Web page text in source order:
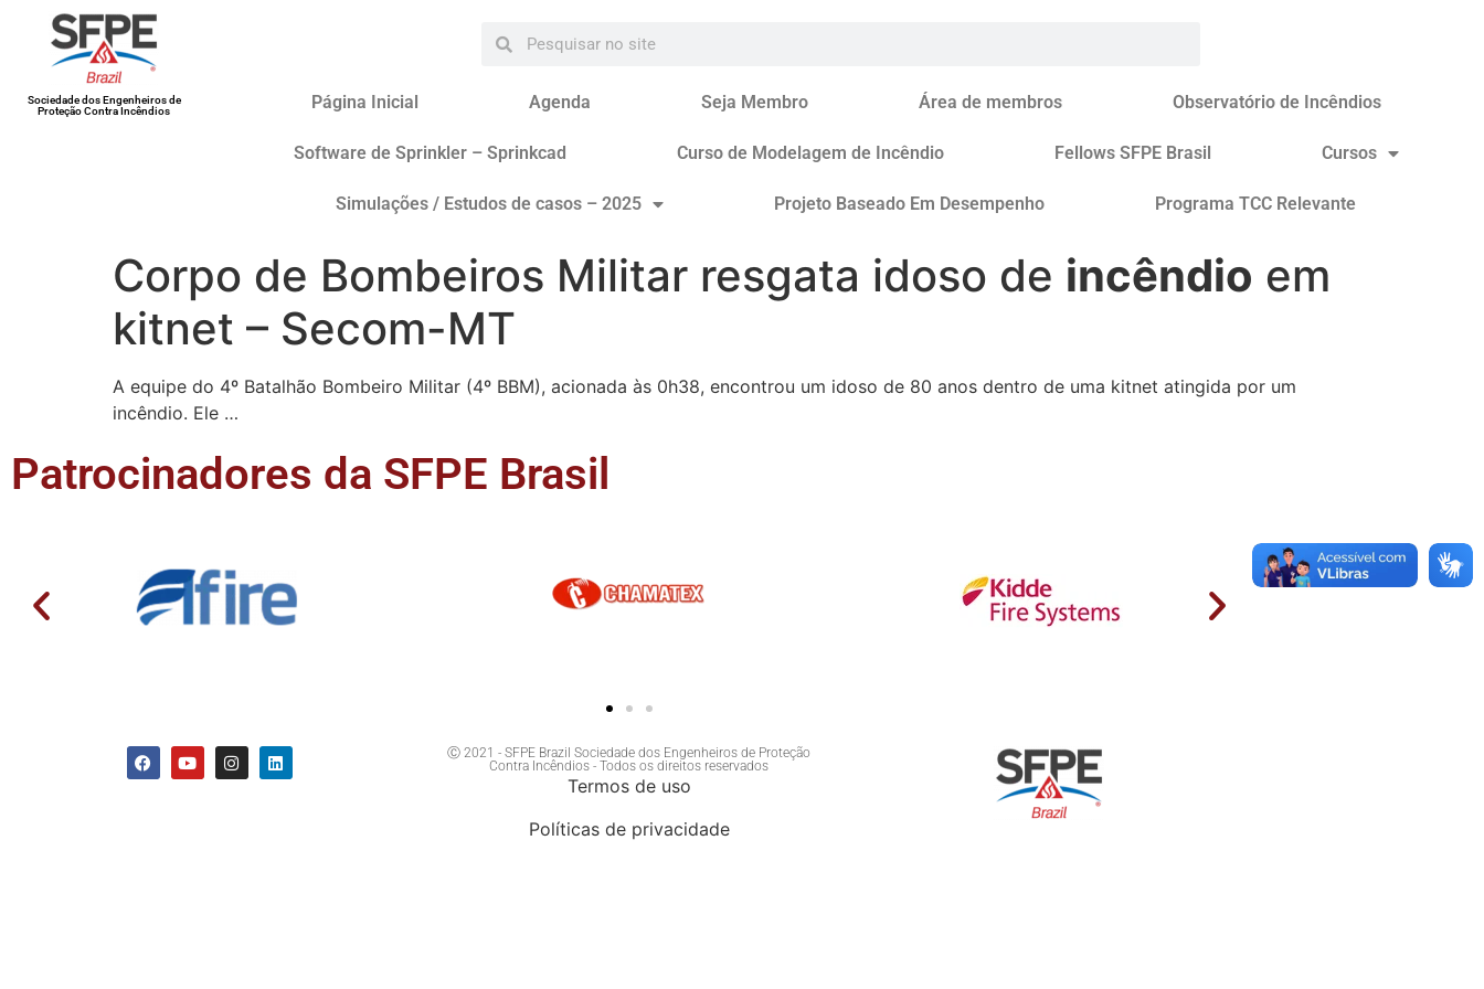
Sociedade dos Engenheiros de
Proteção Contra Incêndios
Página Inicial Agenda Seja Membro Área de membros Observatório de Incêndios
Software de Sprinkler – Sprinkcad Curso de Modelagem de Incêndio Fellows SFPE Brasil Cursos
Simulações / Estudos de casos – 2025 Projeto Baseado Em Desempenho Programa TCC Relevante
Corpo de Bombeiros Militar resgata idoso de incêndio em
kitnet – Secom-MT
A equipe do 4º Batalhão Bombeiro Militar (4º BBM), acionada às 0h38, encontrou um idoso de 80 anos dentro de uma kitnet atingida por um
incêndio. Ele …
Patrocinadores da SFPE Brasil
Ⓒ 2021 - SFPE Brazil Sociedade dos Engenheiros de Proteção
Contra Incêndios - Todos os direitos reservados
Termos de uso
Políticas de privacidade